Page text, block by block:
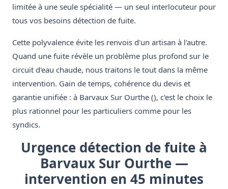
limitée à une seule spécialité — un seul interlocuteur pour
tous vos besoins détection de fuite.
Cette polyvalence évite les renvois d'un artisan à l'autre.
Quand une fuite révèle un problème plus profond sur le
circuit d'eau chaude, nous traitons le tout dans la même
intervention. Gain de temps, cohérence du devis et
garantie unifiée : à Barvaux Sur Ourthe (), c'est le choix le
plus rationnel pour les particuliers comme pour les
syndics.
Urgence détection de fuite à
Barvaux Sur Ourthe —
intervention en 45 minutes